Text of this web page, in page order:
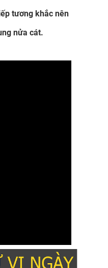
tương khắc nên
nửa cát.